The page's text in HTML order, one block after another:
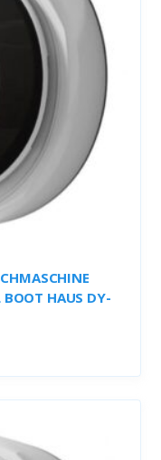
HAUS DY-